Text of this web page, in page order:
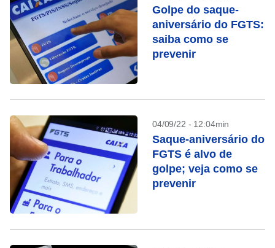
Golpe do saque-
aniversário do FGTS:
saiba como se
prevenir
04/09/22 - 12:04min
Saque-aniversário do
FGTS é alvo de
golpe; veja como se
prevenir